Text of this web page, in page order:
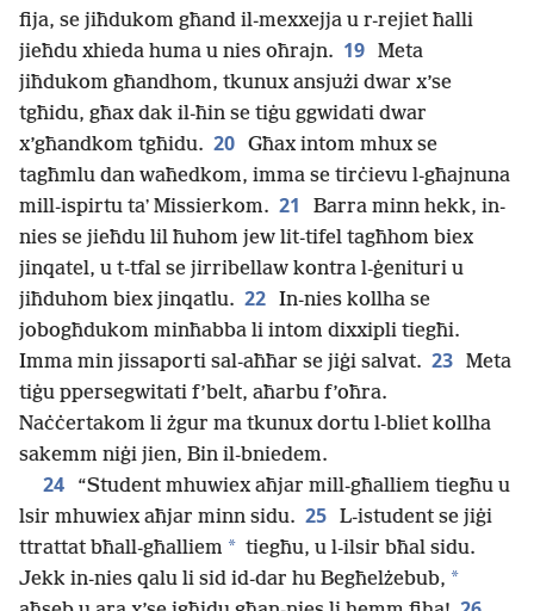
fija, se jiħdukom għand il-mexxejja u r-rejiet ħalli
jieħdu xhieda huma u nies oħrajn. 19 Meta
jiħdukom għandhom, tkunux ansjużi dwar x’se
tgħidu, għax dak il-ħin se tiġu ggwidati dwar
x’għandkom tgħidu. 20 Għax intom mhux se
tagħmlu dan waħedkom, imma se tirċievu l-għajnuna
mill-ispirtu taʼ Missierkom. 21
Barra minn hekk, in-
nies se jieħdu lil ħuhom jew lit-tifel tagħhom biex
jinqatel, u t-tfal se jirribellaw kontra l-ġenituri u
jiħduhom biex jinqatlu. 22 In-nies kollha se
jobogħdukom minħabba li intom dixxipli tiegħi.
Imma min jissaporti sal-aħħar se jiġi salvat. 23 Meta
tiġu ppersegwitati f’belt, aħarbu f’oħra.
Naċċertakom li żgur ma tkunux dortu l-bliet kollha
sakemm niġi jien, Bin il-bniedem.
24
“Student mhuwiex aħjar mill-għalliem tiegħu u
lsir mhuwiex aħjar minn sidu. 25 L-istudent se jiġi
ttrattat bħall-għalliem * tiegħu, u l-ilsir bħal sidu.
Jekk in-nies qalu li sid id-dar hu Begħelżebub, *